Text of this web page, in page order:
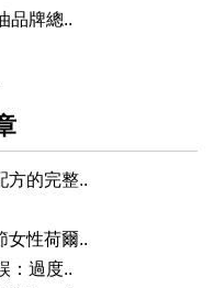
品牌總..
方的完整..
女性荷爾..
：過度..